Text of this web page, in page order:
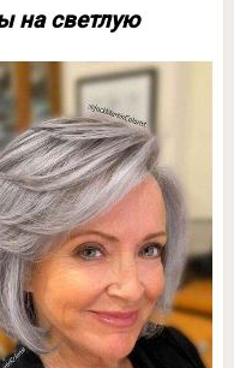
на светлую